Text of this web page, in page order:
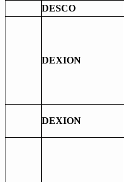
DESCO
DEXION
DEXION